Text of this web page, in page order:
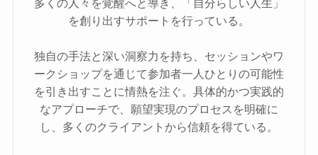
多くの人々を覚醒へと導き、「自分らしい人生」
を創り出すサポートを行っている。
独自の手法と深い洞察力を持ち、セッションやワ
ークショップを通じて参加者一人ひとりの可能性
を引き出すことに情熱を注ぐ。具体的かつ実践的
なアプローチで、願望実現のプロセスを明確に
し、多くのクライアントから信頼を得ている。